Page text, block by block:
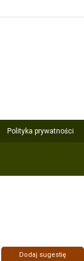
Polityka prywatności
Dodaj sugestię